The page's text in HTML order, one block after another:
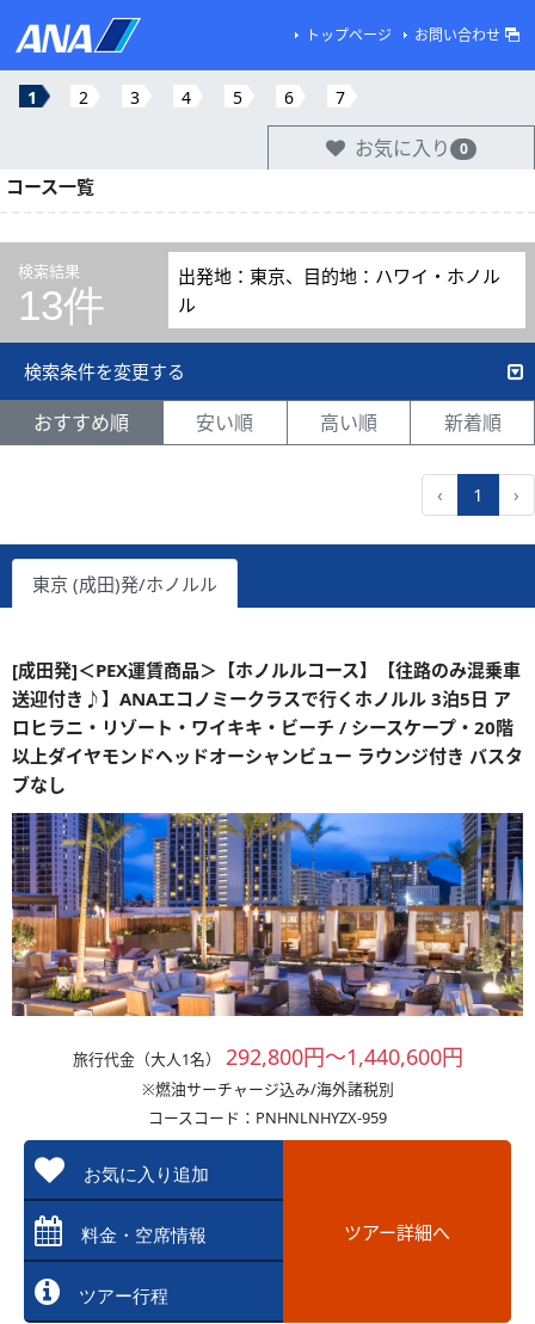
トップページ お問い合わせ
1 2 3 4 5 6 7
お気に入り 0
コース一覧
検索結果
13件
出発地：東京、目的地：ハワイ・ホノル
ル
検索条件を変更する
おすすめ順 安い順 高い順 新着順
‹ 1 ›
東京 (成田)発/ホノルル
[成田発]＜PEX運賃商品＞【ホノルルコース】【往路のみ混乗車
送迎付き♪】ANAエコノミークラスで行くホノルル 3泊5日 ア
ロヒラニ・リゾート・ワイキキ・ビーチ / シースケープ・20階
以上ダイヤモンドヘッドオーシャンビュー ラウンジ付き バスタ
ブなし
旅行代金（大人1名） 292,800円～1,440,600円
※燃油サーチャージ込み/海外諸税別
コースコード：PNHNLNHYZX-959
お気に入り追加
料金・空席情報
ツアー行程
ツアー詳細へ